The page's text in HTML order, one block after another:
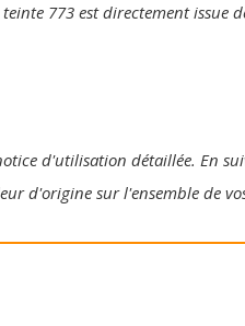
773 est directement
d'utilisation détaillée. En
d'origine sur l'ensemble de